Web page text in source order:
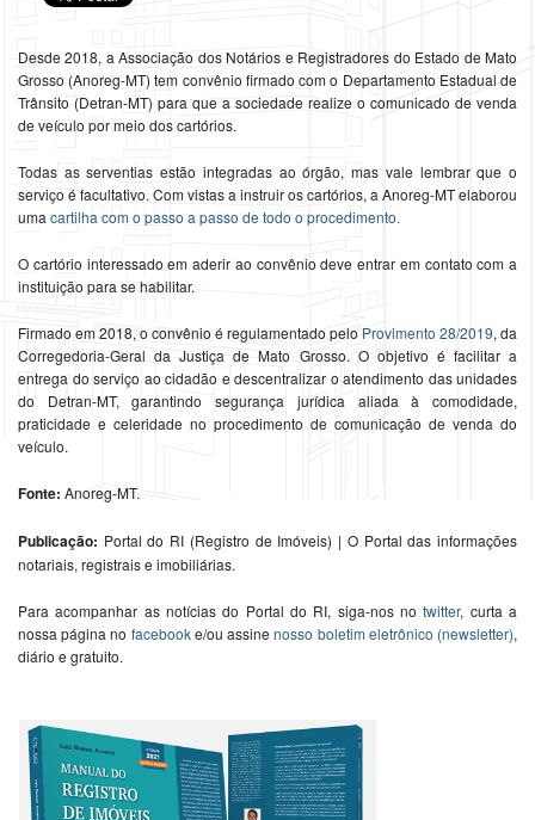
Desde 2018, a Associação dos Notários e Registradores do Estado de Mato
Grosso (Anoreg-MT) tem convênio firmado com o Departamento Estadual de
Trânsito (Detran-MT) para que a sociedade realize o comunicado de venda
de veículo por meio dos cartórios.
Todas as serventias estão integradas ao órgão, mas vale lembrar que o
serviço é facultativo. Com vistas a instruir os cartórios, a Anoreg-MT elaborou
uma cartilha com o passo a passo de todo o procedimento.
O cartório interessado em aderir ao convênio deve entrar em contato com a
instituição para se habilitar.
Firmado em 2018, o convênio é regulamentado pelo Provimento 28/2019, da
Corregedoria-Geral da Justiça de Mato Grosso. O objetivo é facilitar a
entrega do serviço ao cidadão e descentralizar o atendimento das unidades
do Detran-MT, garantindo segurança jurídica aliada à comodidade,
praticidade e celeridade no procedimento de comunicação de venda do
veículo.
Fonte: Anoreg-MT.
Publicação: Portal do RI (Registro de Imóveis) | O Portal das informações
notariais, registrais e imobiliárias.
Para acompanhar as notícias do Portal do RI, siga-nos notwitter, curta a
nossa página no facebooke/ou assinenosso boletim eletrônico (newsletter),
diário e gratuito.